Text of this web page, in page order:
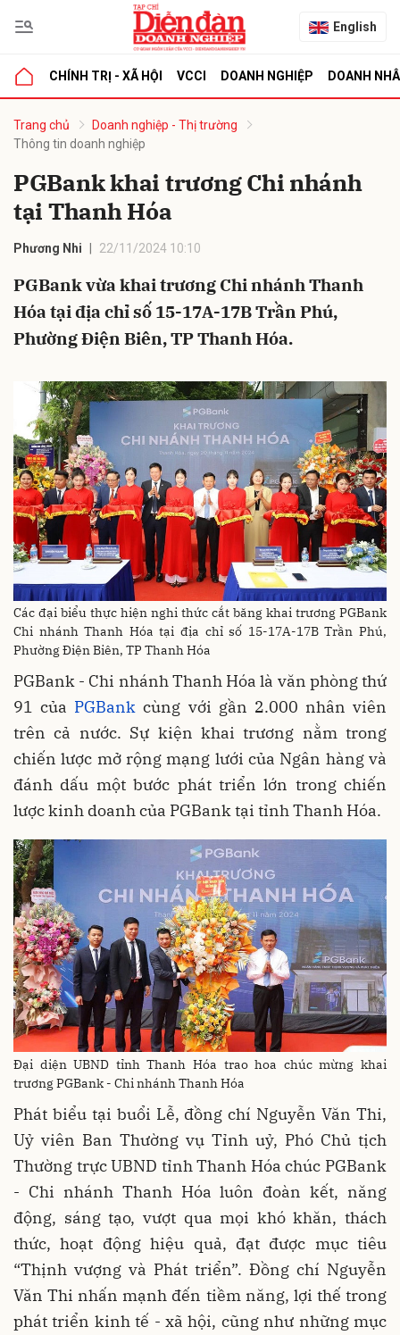
English
CHÍNH TRỊ - XÃ HỘI VCCI DOANH NGHIỆP DOANH
Trang chủ
Doanh nghiệp - Thị trường
Thông tin doanh nghiệp
PGBank khai trương Chi nhánh
tại Thanh Hóa
Phương Nhi 22/11/2024 10:10
PGBank vừa khai trương Chi nhánh Thanh
Hóa tại địa chỉ số 15-17A-17B Trần Phú,
Phường Điện Biên, TP Thanh Hóa.
Các đại biểu thực hiện nghi thức cắt băng khai trương PGBank
Chi nhánh Thanh Hóa tại địa chỉ số 15-17A-17B Trần Phú,
Phường Điện Biên, TP Thanh Hóa
PGBank - Chi nhánh Thanh Hóa là văn phòng thứ
91 của PGBank cùng với gần 2.000 nhân viên
trên cả nước. Sự kiện khai trương nằm trong
chiến lược mở rộng mạng lưới của Ngân hàng và
đánh dấu một bước phát triển lớn trong chiến
lược kinh doanh của PGBank tại tỉnh Thanh Hóa.
Đại diện UBND tỉnh Thanh Hóa trao hoa chúc mừng khai
trương PGBank - Chi nhánh Thanh Hóa
Phát biểu tại buổi Lễ, đồng chí Nguyễn Văn Thi,
Uỷ viên Ban Thường vụ Tỉnh uỷ, Phó Chủ tịch
Thường trực UBND tỉnh Thanh Hóa chúc PGBank
- Chi nhánh Thanh Hóa luôn đoàn kết, năng
động, sáng tạo, vượt qua mọi khó khăn, thách
thức, hoạt động hiệu quả, đạt được mục tiêu
“Thịnh vượng và Phát triển”. Đồng chí Nguyễn
Văn Thi nhấn mạnh đến tiềm năng, lợi thế trong
phát triển kinh tế - xã hội, cũng như những mục
luận